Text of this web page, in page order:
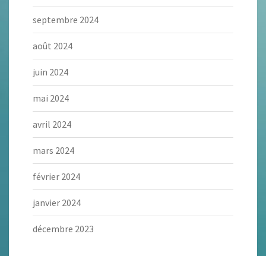
septembre 2024
août 2024
juin 2024
mai 2024
avril 2024
mars 2024
février 2024
janvier 2024
décembre 2023